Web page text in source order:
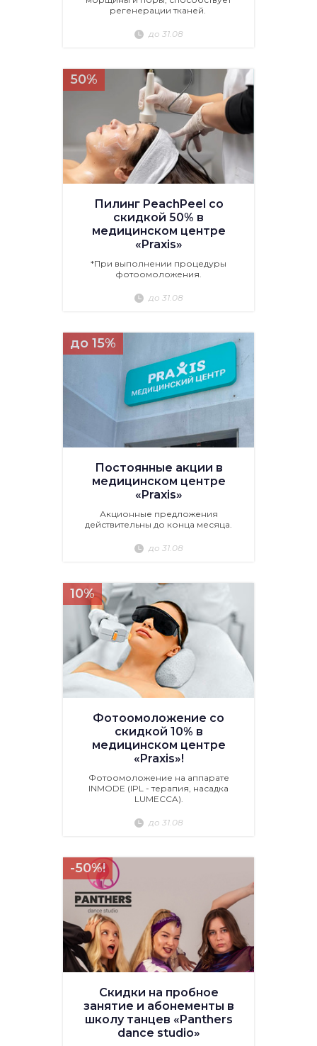
регенерации тканей.
до 31.08
50%
Пилинг PeachPeel со
скидкой 50% в
медицинском центре
«Praxis»
*При выполнении процедуры
фотоомоложения.
до 31.08
до 15%
Постоянные акции в
медицинском центре
«Praxis»
Акционные предложения
действительны до конца месяца.
до 31.08
10%
Фотоомоложение со
скидкой 10% в
медицинском центре
«Praxis»!
Фотоомоложение на аппарате
INMODE (IPL - терапия, насадка
LUMECCA).
до 31.08
-50%!
Скидки на пробное
занятие и абонементы в
школу танцев «Panthers
dance studio»